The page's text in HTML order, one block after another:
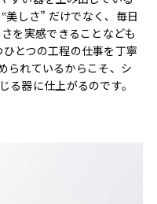
美しさ” だけでなく、毎日
を実感できることなども
とつの工程の仕事を丁寧
られているからこそ、シ
る器に仕上がるのです。